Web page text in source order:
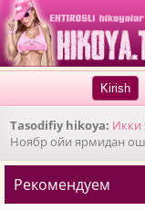
Tasodifiy hikoya: Икки
Ноябр ойи ярмидан
Рекомендуем